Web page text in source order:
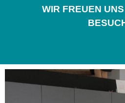
WIR FREUEN